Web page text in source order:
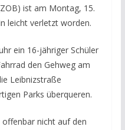
ist am Montag, 15.
leicht verletzt worden.
ein 16-jähriger Schüler
den Gehweg am
Leibnizstraße
Parks überqueren.
offenbar nicht auf den